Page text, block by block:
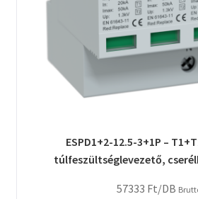
ESPD1+2-12.5-3+1P –
túlfeszültséglevezető,
57333 Ft/DB